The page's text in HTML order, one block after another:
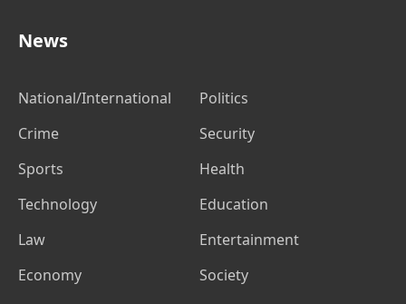
News
National/International
Politics
Crime
Security
Sports
Health
Technology
Education
Law
Entertainment
Economy
Society